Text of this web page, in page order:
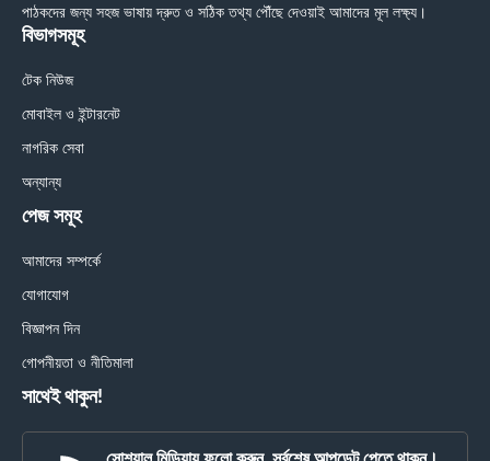
পাঠকদের জন্য সহজ ভাষায় দ্রুত ও সঠিক তথ্য পৌঁছে দেওয়াই আমাদের মূল লক্ষ্য।
বিভাগসমূহ
টেক নিউজ
মোবাইল ও ইন্টারনেট
নাগরিক সেবা
অন্যান্য
পেজ সমূহ
আমাদের সম্পর্কে
যোগাযোগ
বিজ্ঞাপন দিন
গোপনীয়তা ও নীতিমালা
সাথেই থাকুন!